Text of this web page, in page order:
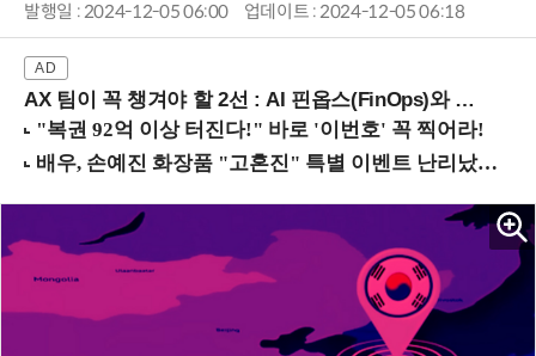
발행일 : 2024-12-05 06:00 업데이트 : 2024-12-05 06:18
AX 팀이 꼭 챙겨야 할 2선 : AI 핀옵스(FinOps)와 토큰 거버넌스 (8/21 잠실역)